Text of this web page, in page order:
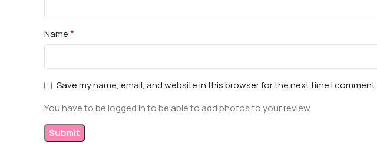
Name*
Save my name, email, and website in this browser for the next time I comment.
You have to be logged in to be able to add photos to your review.